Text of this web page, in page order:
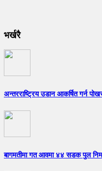
भर्खरै
अन्तरराष्ट्रिय उडान आकर्षित गर्न
बागमतीमा गत आवमा ४४ सडक पुल